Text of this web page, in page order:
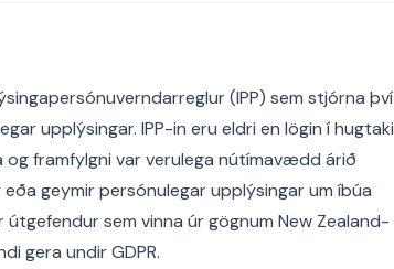
(IPP) sem stjórna því
upplýsingar. IPP-in eru eldri en lögin í hugtaki
framfylgni var verulega nútímavædd árið
geymir persónulegar upplýsingar um íbúa
sem vinna úr gögnum New Zealand-
gera undir GDPR.